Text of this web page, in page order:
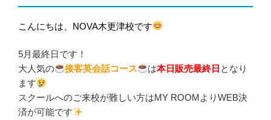
こんにちは、NOVA木更津校です
5月最終日です！
大人気の
接客英会話コース は本日販売最終日 となり
ます
スクールへのご来校が難しい方はMY ROOMよりWEB決
済が可能です